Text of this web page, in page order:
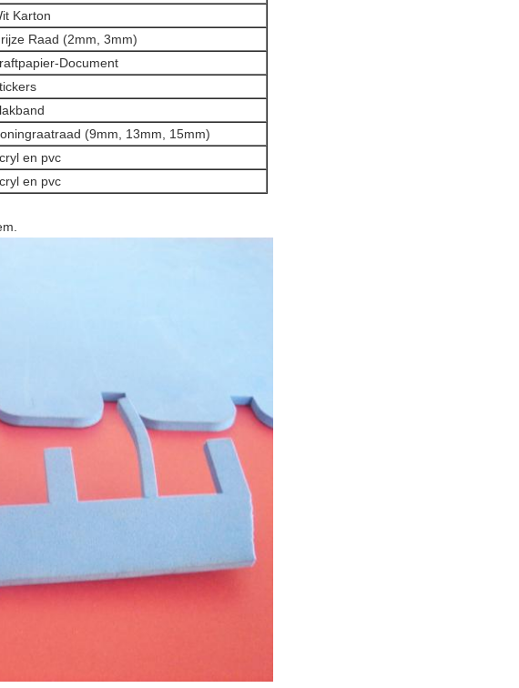
Karton
Raad (2mm, 3mm)
Document
(9mm, 13mm, 15mm)
en pvc
en pvc